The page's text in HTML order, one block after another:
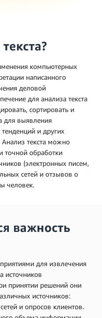
компьютерных
написанного
деловой
для анализа текста
сортировать и
для выявления
и других
Анализ текста можно
точной обработки
(электронных писем,
сетей и отзывов о
человек.
важность
для извлечения
источников
принятии решений они
источников:
и опросов клиентов.